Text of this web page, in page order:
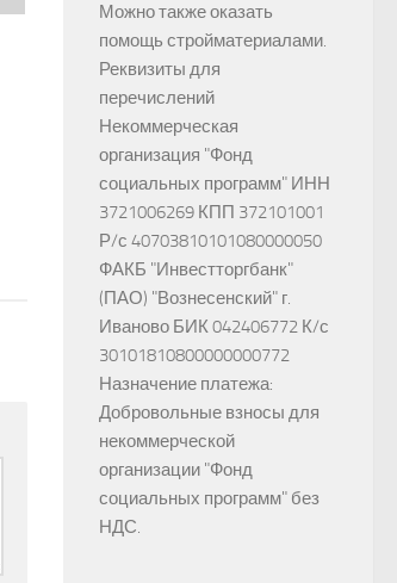
Можно также оказать
помощь стройматериалами.
Реквизиты для
перечислений
Некоммерческая
организация "Фонд
социальных программ" ИНН
3721006269 КПП 372101001
Р/с 40703810101080000050
ФАКБ "Инвестторгбанк"
(ПАО) "Вознесенский" г.
Иваново БИК 042406772 К/с
30101810800000000772
Назначение платежа:
Добровольные взносы для
некоммерческой
организации "Фонд
социальных программ" без
НДС.